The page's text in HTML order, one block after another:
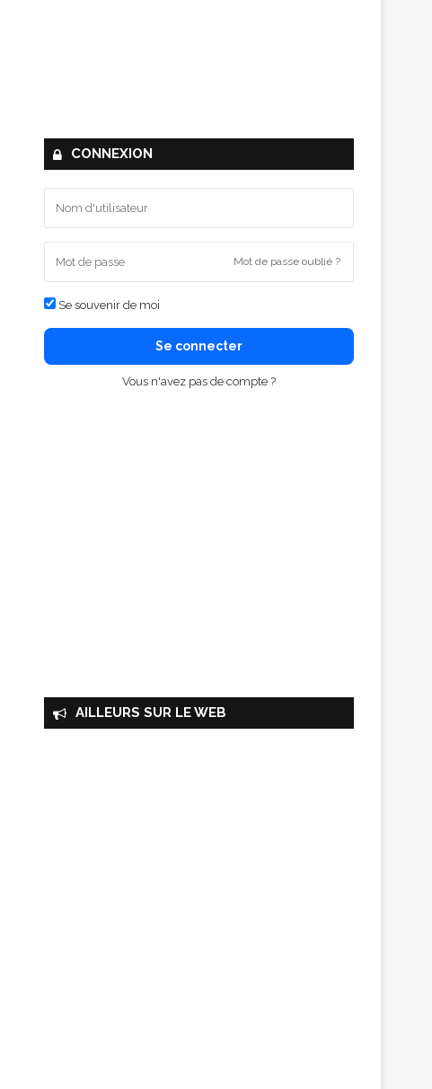
CONNEXION
Mot de passe oublié ?
Se souvenir de moi
Se connecter
Vous n'avez pas de compte ?
AILLEURS SUR LE WEB